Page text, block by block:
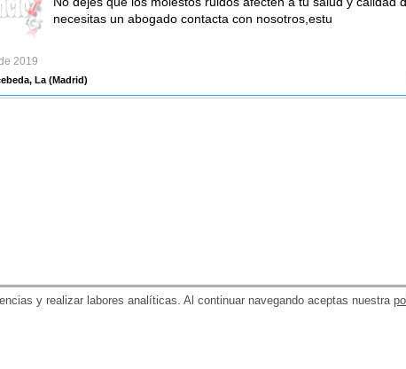
necesitas un abogado contacta con nosotros,estu
2019
La(Madrid)
y realizar labores analíticas. Al continuar navegando aceptas nuestra